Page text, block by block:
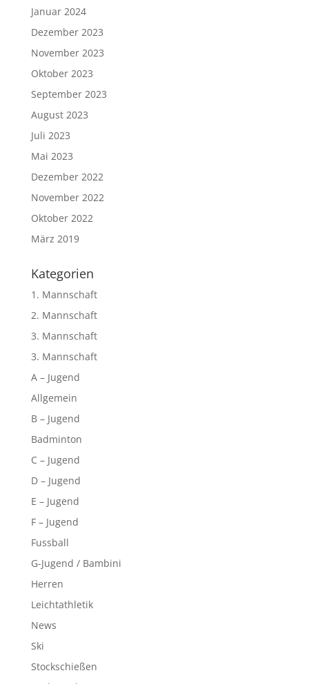
Januar 2024
Dezember 2023
November 2023
Oktober 2023
September 2023
August 2023
Juli 2023
Mai 2023
Dezember 2022
November 2022
Oktober 2022
März 2019
Kategorien
1. Mannschaft
2. Mannschaft
3. Mannschaft
3. Mannschaft
A – Jugend
Allgemein
B – Jugend
Badminton
C – Jugend
D – Jugend
E – Jugend
F – Jugend
Fussball
G-Jugend / Bambini
Herren
Leichtathletik
News
Ski
Stockschießen